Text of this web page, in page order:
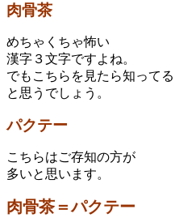
肉骨茶
めちゃくちゃ怖い
漢字３文字ですよね。
でもこちらを見たら知ってる
と思うでしょう。
パクテー
こちらはご存知の方が
多いと思います。
肉骨茶＝パクテー